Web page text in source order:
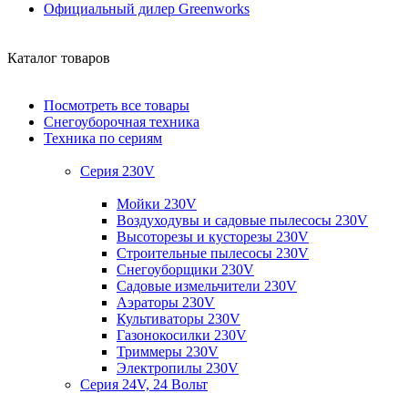
Официальный дилер Greenworks
Каталог товаров
Посмотреть все товары
Снегоуборочная техника
Техника по сериям
Серия 230V
Мойки 230V
Воздуходувы и садовые пылесосы 230V
Высоторезы и кусторезы 230V
Строительные пылесосы 230V
Снегоуборщики 230V
Садовые измельчители 230V
Аэраторы 230V
Культиваторы 230V
Газонокосилки 230V
Триммеры 230V
Электропилы 230V
Серия 24V, 24 Вольт